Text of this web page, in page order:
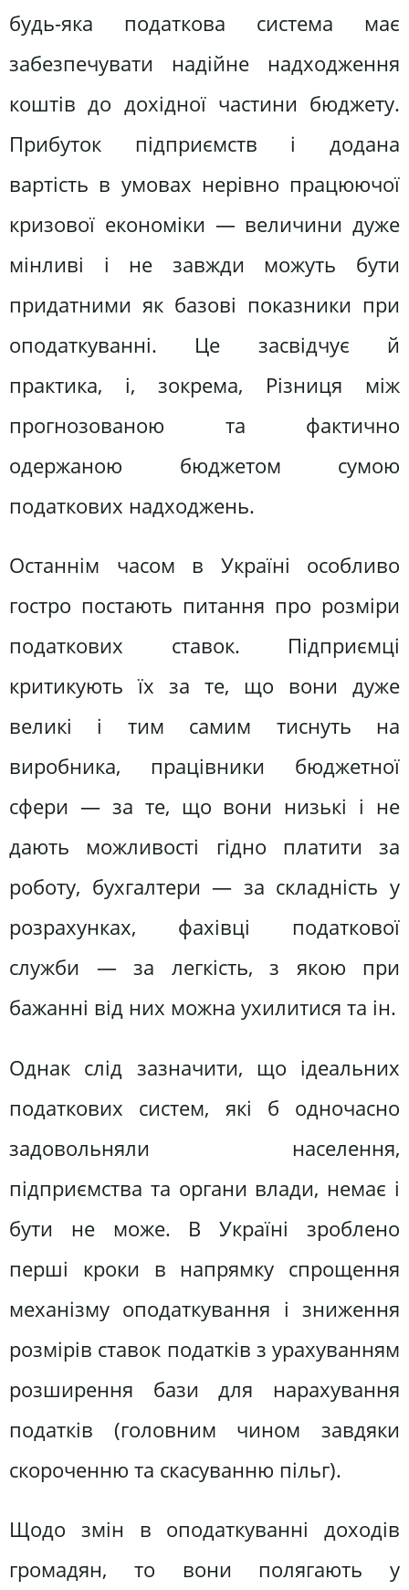
будь-яка податкова система має
забезпечувати надійне надходження
коштів до дохідної частини бюджету.
Прибуток підприємств і додана
вартість в умовах нерівно працюючої
кризової економіки — величини дуже
мінливі і не завжди можуть бути
придатними як базові показники при
оподаткуванні. Це засвідчує й
практика, і, зокрема, Різниця між
прогнозованою та фактично
одержаною бюджетом сумою
податкових надходжень.
Останнім часом в Україні особливо
гостро постають питання про розміри
податкових ставок. Підприємці
критикують їх за те, що вони дуже
великі і тим самим тиснуть на
виробника, працівники бюджетної
сфери — за те, що вони низькі і не
дають можливості гідно платити за
роботу, бухгалтери — за складність у
розрахунках, фахівці податкової
служби — за легкість, з якою при
бажанні від них можна ухилитися та ін.
Однак слід зазначити, що ідеальних
податкових систем, які б одночасно
задовольняли населення,
підприємства та органи влади, немає і
бути не може. В Україні зроблено
перші кроки в напрямку спрощення
механізму оподаткування і зниження
розмірів ставок податків з урахуванням
розширення бази для нарахування
податків (головним чином завдяки
скороченню та скасуванню пільг).
Щодо змін в оподаткуванні доходів
громадян, то вони полягають у